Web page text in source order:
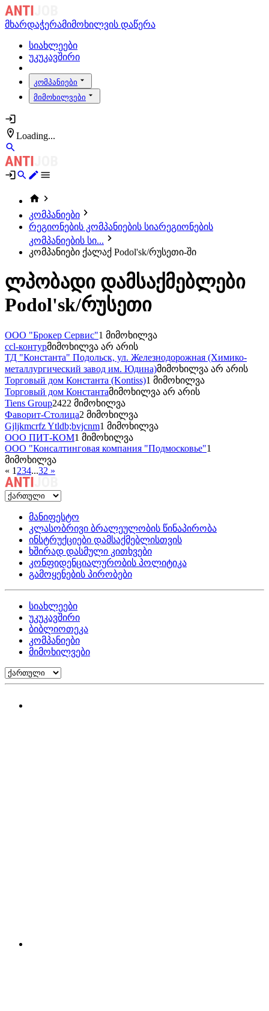
მხარდაჭერამიმოხილვის დაწერა
სიახლეები
უკუკავშირი
კომპანიები
მიმოხილვები
Loading...
კომპანიები
რეგიონების კომპანიების სიარეგიონების
კომპანიების სი...
კომპანიები ქალაქ Podol'sk/რუსეთი-ში
ლპობადი დამსაქმებლები
Podol'sk/რუსეთი
ООО "Брокер Сервис"1 მიმოხილვა
ccl-контурმიმოხილვა არ არის
ТД "Константа" Подольск, ул. Железнодорожная (Химико-
металлургический завод им. Юдина)მიმოხილვა არ არის
Торговый дом Константа (Kontiss)1 მიმოხილვა
Торговый дом Константаმიმოხილვა არ არის
Tiens Group2422 მიმოხილვა
Фаворит-Столица2 მიმოხილვა
Gjljkmcrfz Ytldb;bvjcnm1 მიმოხილვა
ООО ПИТ-КОМ1 მიმოხილვა
ООО "Консалтинговая компания "Подмосковье"1
მიმოხილვა
« 1 234...32 »
მანიფესტო
კლასობრივი ბრალეულობის წინაპირობა
ინსტრუქციები დამსაქმებლისთვის
ხშირად დასმული კითხვები
კონფიდენციალურობის პოლიტიკა
გამოყენების პირობები
სიახლეები
უკუკავშირი
ბიბლიოთეკა
კომპანიები
მიმოხილვები